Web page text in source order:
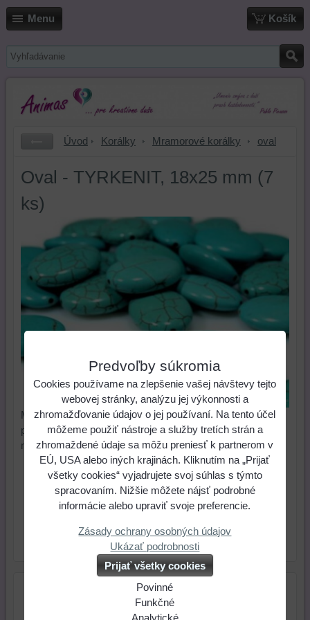
Menu Košík
Úvod Korálky Mramorové korálky oval
Oval - TYRKENIT, 18x25 mm (7
ks)
Mramorové oválne korálky. Prírodný kameň - Mramor je
prefarbovaný, takže štruktúra korálkov pôsobí ako pekná
mozaika. Cena je za 7 ks.
Cena: 2,08 €
ks Do košíka
Skladové číslo:Dostupnosť:
Predvoľby súkromia
Cookies používame na zlepšenie vašej návštevy tejto
webovej stránky, analýzu jej výkonnosti a
zhromažďovanie údajov o jej používaní. Na tento účel
môžeme použiť nástroje a služby tretích strán a
zhromaždené údaje sa môžu preniesť k partnerom v
EÚ, USA alebo iných krajinách. Kliknutím na „Prijať
všetky cookies“ vyjadrujete svoj súhlas s týmto
spracovaním. Nižšie môžete nájsť podrobné
informácie alebo upraviť svoje preferencie.
Zásady ochrany osobných údajov
Ukázať podrobnosti
Prijať všetky cookies
Povinné
Funkčné
Analytické